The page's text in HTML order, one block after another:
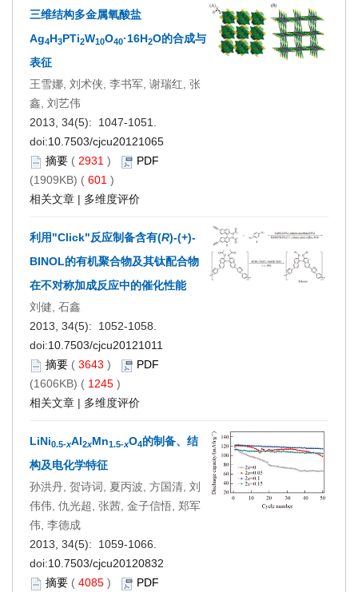
三维结构多金属氧酸盐
Ag4H3PTi2W10O40·16H2O的合成与
表征
王雪娜, 刘术侠, 李书军, 谢瑞红, 张
鑫, 刘艺伟
2013, 34(5): 1047-1051.
doi:10.7503/cjcu20121065
摘要 ( 2931 )
PDF
(1909KB) ( 601 )
相关文章 | 多维度评价
利用"Click"反应制备含有(R)-(+)-
BINOL的有机聚合物及其钛配合物
在不对称加成反应中的催化性能
刘健, 石鑫
2013, 34(5): 1052-1058.
doi:10.7503/cjcu20121011
摘要 ( 3643 )
PDF
(1606KB) ( 1245 )
相关文章 | 多维度评价
LiNi0.5-xAl2xMn1.5-xO4的制备、结
构及电化学特征
孙洪丹, 贺诗词, 夏丙波, 方国清, 刘
伟伟, 仇光超, 张茜, 金子信悟, 郑军
伟, 李德成
2013, 34(5): 1059-1066.
doi:10.7503/cjcu20120832
摘要 ( 4085 )
PDF